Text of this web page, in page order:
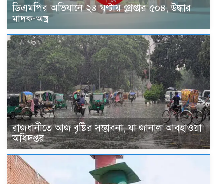
ডিএমপির অভিযানে ২৪ ঘণ্টায় গ্রেপ্তার ৫০৪, উদ্ধার
মাদক-অস্ত্র
রাজধানীতে আজ বৃষ্টির সম্ভাবনা, যা জানাল আবহাওয়া
অধিদপ্তর